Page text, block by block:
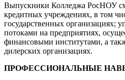
Выпускники Колледжа РосНОУ
кредитных учреждениях, в том
государственных организациях;
потоками на предприятиях,
финансовыми институтами, а
дилерских организациях.
ПРОФЕССИОНАЛЬНЫЕ